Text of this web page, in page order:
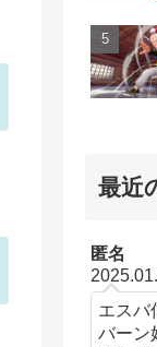
最近
匿名
エスバ
バーン